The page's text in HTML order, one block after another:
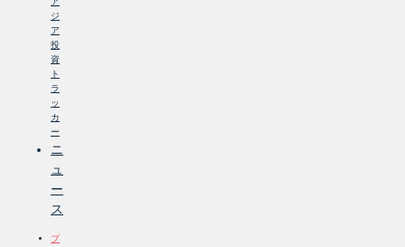
ジ
ア
投
資
ト
ラ
ッ
カ
ー
ニ
ュ
ー
ス
プ